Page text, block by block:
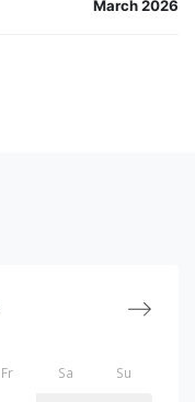
March 2026
Fr Sa Su